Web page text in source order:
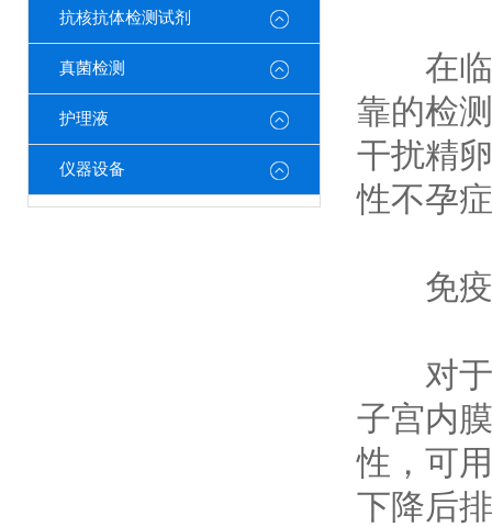
抗核抗体检测试剂
真菌检测
护理液
仪器设备
在临
靠的检
干扰精
性不孕
免疫
对于
子宫内
性，可
下降后